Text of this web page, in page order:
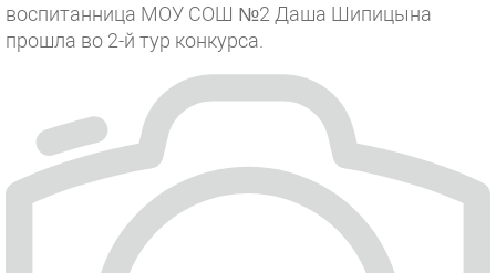
воспитанница МОУ СОШ №2 Даша Шипицына
прошла во 2-й тур конкурса.